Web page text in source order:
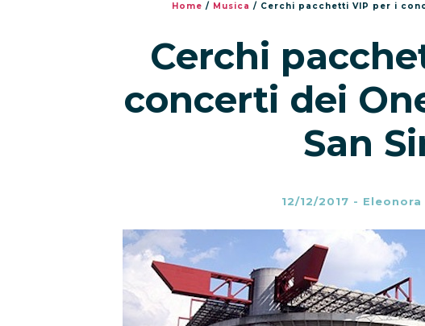
Home / Musica / Cerchi pacchetti VIP per i
Cerchi
concerti dei
San
12/12/2017 -